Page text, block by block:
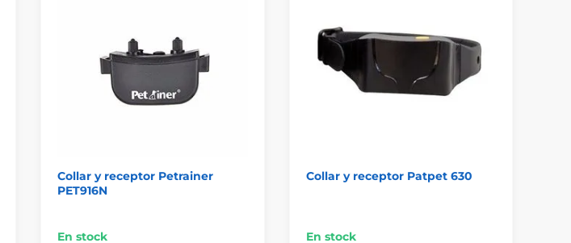
Collar y receptor Petrainer
PET916N
En stock
Collar y receptor Patpet 630
En stock